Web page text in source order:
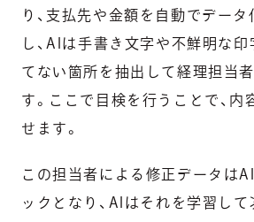
り、支払先や金額を自動でデータ
し、AIは手書き文字や不鮮明な印
てない箇所を抽出して経理担当
す。ここで目検を行うことで、内
せます。
この担当者による修正データは
ックとなり、AIはそれを学習し